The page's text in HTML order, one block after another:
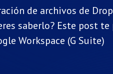
de archivos de
saberlo? Este post
Workspace (G Suite)